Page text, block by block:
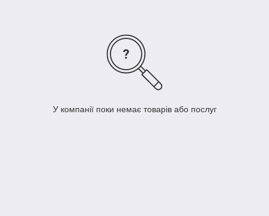
У компанії поки немає товарів або послуг